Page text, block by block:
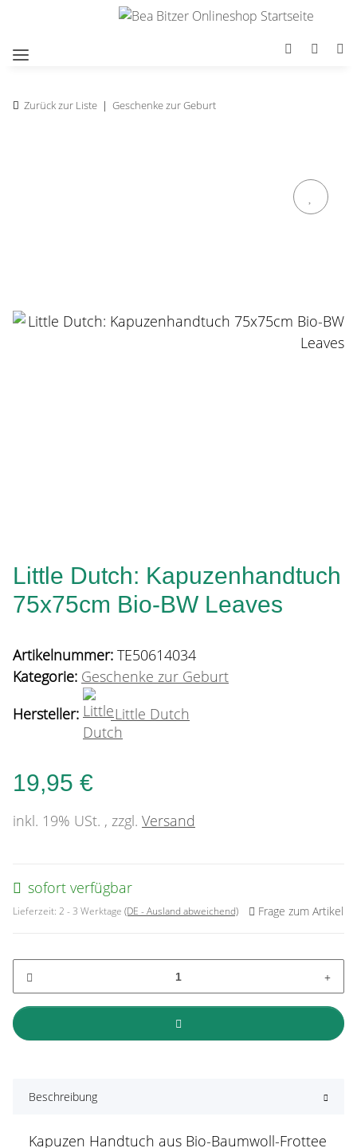
Zurück zur Liste Geschenke zur Geburt
Little Dutch: Kapuzenhandtuch
75x75cm Bio-BW Leaves
Artikelnummer: TE50614034
Kategorie: Geschenke zur Geburt
Hersteller:
Little Dutch
19,95 €
inkl. 19% USt. , zzgl. Versand
sofort verfügbar
Lieferzeit: 2 - 3 Werktage (DE - Ausland abweichend) Frage zum Artikel
Beschreibung
Kapuzen Handtuch aus Bio-Baumwoll-Frottee